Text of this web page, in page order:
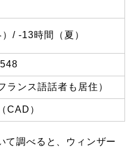
/ -13時間（夏）
ランス語話者も居住）
CAD）
て調べると、ウィンザー